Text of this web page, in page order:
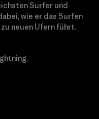
Surfer und
wie er das Surfen
neuen Ufern führt.